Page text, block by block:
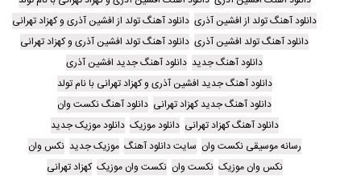
دانلود آهنگ تولد از افشین آذری دانلود آهنگ تولد از افشین آذری و کهزاد تهرانی
دانلود آهنگ تولد افشین آذری دانلود آهنگ تولد افشین آذری و کهزاد تهرانی
دانلود آهنگ جدید دانلود آهنگ جدید افشین آذری
دانلود آهنگ جدید افشین آذری و کهزاد تهرانی با نام تولد
دانلود آهنگ جدید کهزاد تهرانی دانلود آهنگ نکست وان
دانلود آهنگ کهزاد تهرانی دانلود موزیک دانلود موزیک جدید
رسانه موسیقی نکست وان سایت دانلود آهنگ موزیک جدید نکس وان
نکس وان موزیک نکست وان نکست وان موزیک کهزاد تهرانی